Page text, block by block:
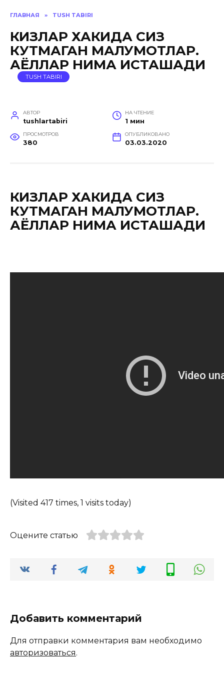
ГЛАВНАЯ » TUSH TABIRI
КИЗЛАР ХАКИДА СИЗ
КУТМАГАН МАЛУМОТЛАР.
АЁЛЛАР НИМА ИСТАШАДИ
TUSH TABIRI
АВТОР
tushlartabiri
НА ЧТЕНИЕ
1 мин
ПРОСМОТРОВ
380
ОПУБЛИКОВАНО
03.03.2020
КИЗЛАР ХАКИДА СИЗ
КУТМАГАН МАЛУМОТЛАР.
АЁЛЛАР НИМА ИСТАШАДИ
(Visited 417 times, 1 visits today)
Оцените статью
Добавить комментарий
Для отправки комментария вам необходимо
авторизоваться.